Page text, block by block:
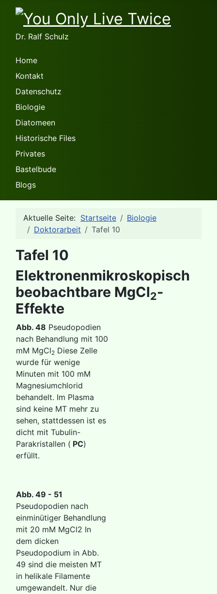
Dr. Ralf Schulz
Home
Kontakt
Datenschutz
Biologie
Diatomeen
Historische Files
Privates
Bastelbude
Blogs
Aktuelle Seite: Startseite
Biologie
Doktorarbeit
Tafel 10
Tafel 10
Elektronenmikroskopisch
beobachtbare MgCl2-
Effekte
Abb. 48 Pseudopodien
nach Behandlung mit 100
mM MgCl2 Diese Zelle
wurde für wenige
Minuten mit 100 mM
Magnesiumchlorid
behandelt. Im Plasma
sind keine MT mehr zu
sehen, stattdessen ist es
dicht mit Tubulin-
Parakristallen ( PC)
erfüllt.
Abb. 49 - 51
Pseudopodien nach
einminütiger Behandlung
mit 20 mM MgCl2 In
dem dicken
Pseudopodium in Abb.
49 sind die meisten MT
in helikale Filamente
umgewandelt. Nur die